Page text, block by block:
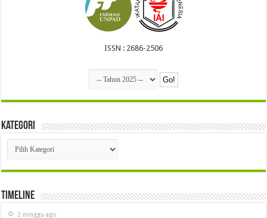
ISSN : 2686-2506
Kategori
Kategori
Timeline
2 minggu ago